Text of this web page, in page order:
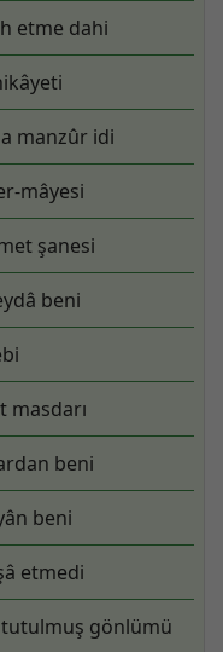
etme dahi
manzûr idi
mâyesi
şanesi
beni
masdarı
beni
beni
etmedi
gönlümü